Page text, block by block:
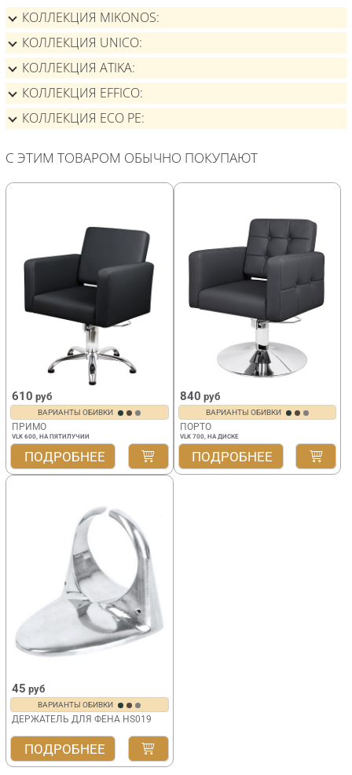
КОЛЛЕКЦИЯ MIKONOS
КОЛЛЕКЦИЯ UNICO
КОЛЛЕКЦИЯ ATIKA
КОЛЛЕКЦИЯ EFFICO
КОЛЛЕКЦИЯ ECO PE
С ЭТИМ ТОВАРОМ ОБЫЧНО ПОКУПАЮТ
610 руб
ВАРИАНТЫ ОБИВКИ
ПРИМО
VLK 600, НА ПЯТИЛУЧИИ
ПОДРОБНЕЕ
840 руб
ВАРИАНТЫ ОБИВКИ
ПОРТО
VLK 700, НА ДИСКЕ
ПОДРОБНЕЕ
45 руб
ВАРИАНТЫ ОБИВКИ
ДЕРЖАТЕЛЬ ДЛЯ ФЕНА HS019
ПОДРОБНЕЕ